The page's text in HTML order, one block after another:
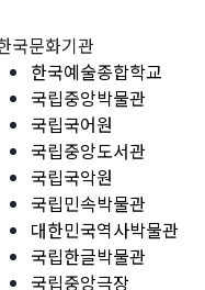
국문화기관
한국예술종합학교
국립중앙박물관
국립국어원
국립중앙도서관
국립국악원
국립민속박물관
대한민국역사박물관
국립한글박물관
국립중앙극장